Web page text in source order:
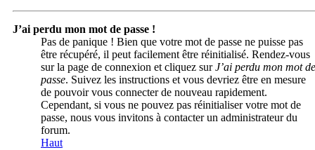
J’ai perdu mon mot de passe !
Pas de panique ! Bien que votre mot de passe ne puisse pas
être récupéré, il peut facilement être réinitialisé. Rendez-vous
sur la page de connexion et cliquez surJ’ai perdu mon mot de
passe. Suivez les instructions et vous devriez être en mesure
de pouvoir vous connecter de nouveau rapidement.
Cependant, si vous ne pouvez pas réinitialiser votre mot de
passe, nous vous invitons à contacter un administrateur du
forum.
Haut